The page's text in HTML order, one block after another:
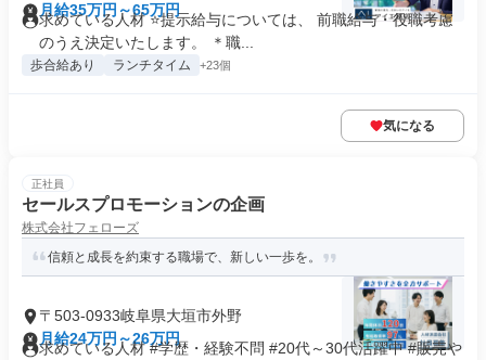
月給35万円～65万円
求めている人材 ⭐提示給与については、 前職給与・役職考慮
のうえ決定いたします。 ＊職...
歩合給あり ランチタイム +23個
気になる
正社員
セールスプロモーションの企画
株式会社フェローズ
信頼と成長を約束する職場で、新しい一歩を。
〒503-0933岐阜県大垣市外野
月給24万円～26万円
求めている人材 #学歴・経験不問 #20代～30代活躍中 #販売や